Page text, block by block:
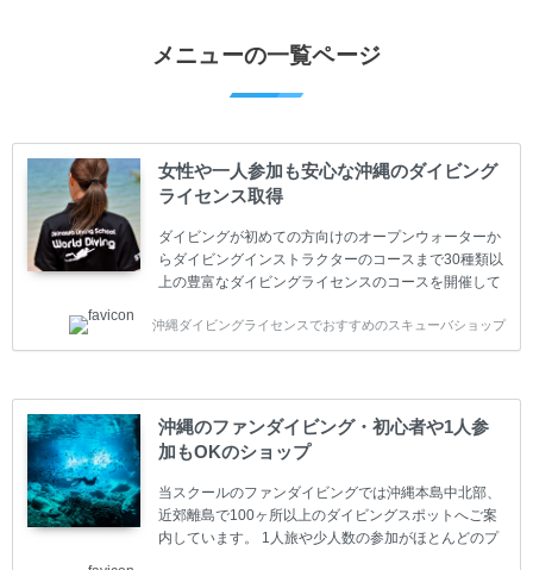
メニューの一覧ページ
女性や一人参加も安心な沖縄のダイビング
ライセンス取得
ダイビングが初めての方向けのオープンウォーターか
らダイビングインストラクターのコースまで30種類以
上の豊富なダイビングライセンスのコースを開催して
(TEC)のコースもご用意しています。 当スクールを受
講するお客様は一人参加などの少人数のご参加が最も
スクールです。各種ダイビングライセンス取得コース
は年間を通じてキャンペーンを行っています。 ベーシ
ックダイバー(Cカード) 1日間+eラーニング 最安値キ
ャンペーン ￥22800(税込) ￥16800(税込) 器材 / 送
迎 / 保険 / 全て込み ダイビング...
沖縄ダイビングライセンスでおすすめのスキューバショップ
沖縄のファンダイビング・初心者や1人参
加もOKのショップ
当スクールのファンダイビングでは沖縄本島中北部、
近郊離島で100ヶ所以上のダイビングスポットへご案
内しています。 1人旅や少人数の参加がほとんどのプ